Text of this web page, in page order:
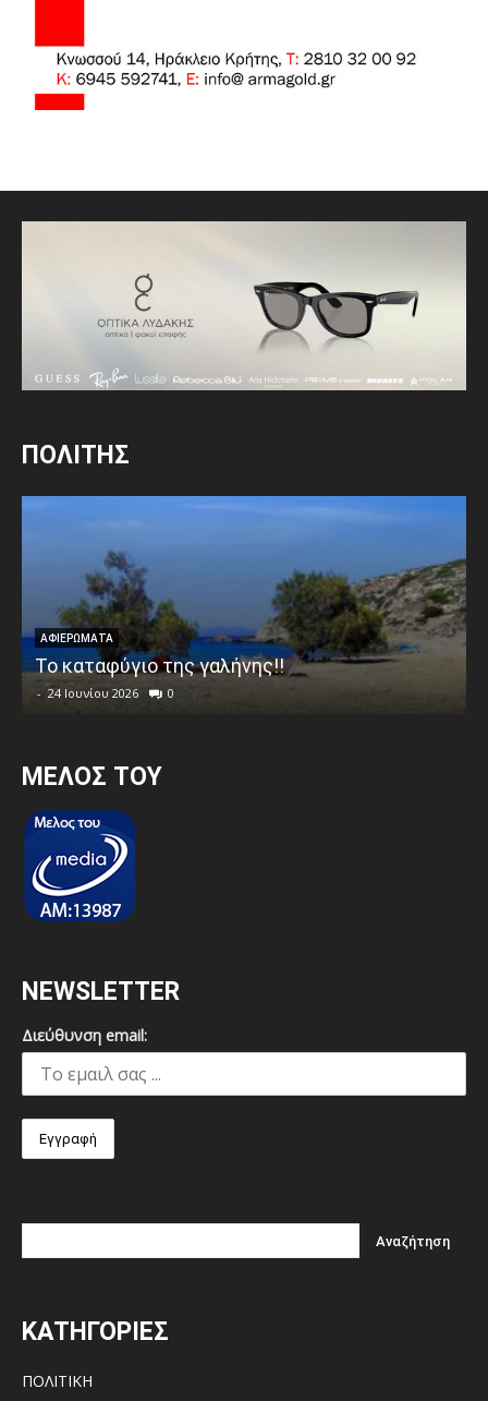
ΠΟΛΙΤΗΣ
ΑΦΙΕΡΩΜΑΤΑ
Το καταφύγιο της γαλήνης!!
- 24 Ιουνίου 2026 0
MEΛΟΣ ΤΟΥ
NEWSLETTER
Διεύθυνση email:
ΚΑΤΗΓΟΡΙΕΣ
ΠΟΛΙΤΙΚΗ